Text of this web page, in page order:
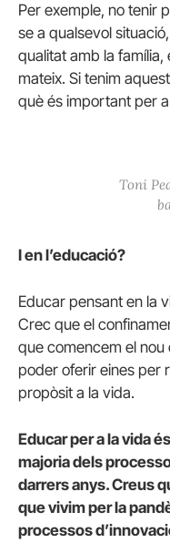
Per exemple, no tenir
se a qualsevol
qualitat amb la família,
mateix. Si tenim
què és important per
Toni
I en l’educació?
Educar pensant en la
Crec que el
que comencem el
poder oferir eines per
propòsit a la vida.
Educar per a la vida
majoria dels
darrers anys. Creus
que vivim per la
processos